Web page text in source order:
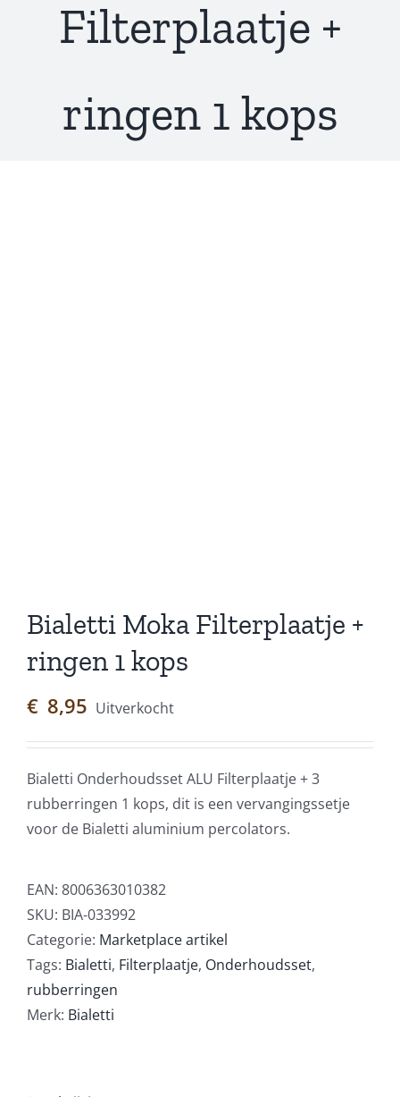
Filterplaatje +
ringen 1 kops
Bialetti Moka Filterplaatje +
ringen 1 kops
€ 8,95 Uitverkocht
Bialetti OnderhoudssetALU Filterplaatje + 3
rubberringen 1 kops, dit is een vervangingssetje
voor de Bialetti aluminium percolators.
EAN: 8006363010382
SKU: BIA-033992
Categorie: Marketplace artikel
Tags: Bialetti, Filterplaatje, Onderhoudsset,
rubberringen
Merk: Bialetti